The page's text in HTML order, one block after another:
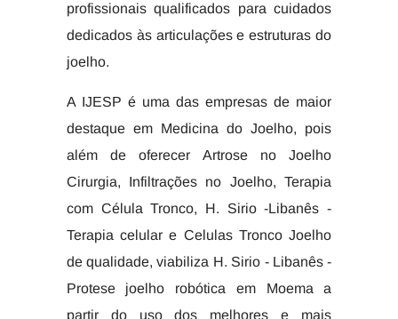
profissionais qualificados para cuidados
dedicados às articulações e estruturas do
joelho.
A IJESP é uma das empresas de maior
destaque em Medicina do Joelho, pois
além de oferecer Artrose no Joelho
Cirurgia, Infiltrações no Joelho, Terapia
com Célula Tronco, H. Sirio -Libanês -
Terapia celular e Celulas Tronco Joelho
de qualidade, viabiliza H. Sirio - Libanês -
Protese joelho robótica em Moema a
partir do uso dos melhores e mais